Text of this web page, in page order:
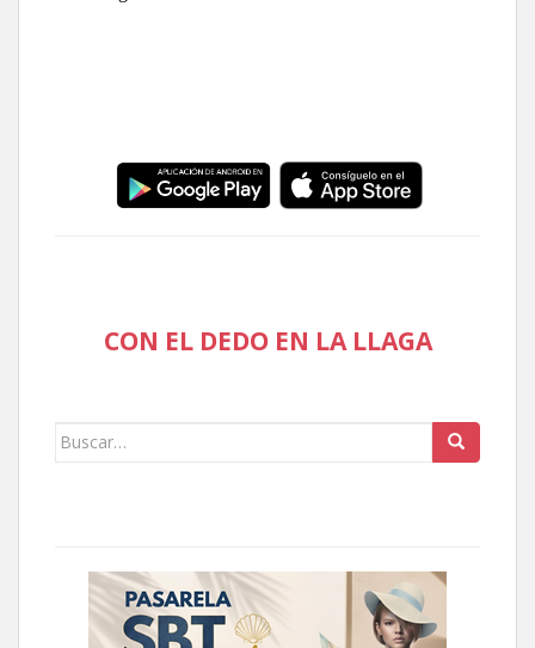
CON EL DEDO EN LA LLAGA
Buscar: